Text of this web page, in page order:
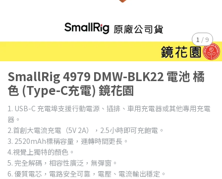
1 / 9
SmallRig 4979 DMW-BLK22 電池 橘
色 (Type-C充電) 鏡花園
1. USB-C 充電埠支援行動電源、插排、車用充電器或其他專用充電
器。
2.首創大電流充電（5V 2A），2.5小時即可充飽電。
3. 2520mAh標稱容量，運轉時間更長。
4.視覺上獨特的顏色。
5. 完全解碼，相容性廣泛，無彈窗。
6. 優質電芯，電路安全可靠，電壓、電流輸出穩定。